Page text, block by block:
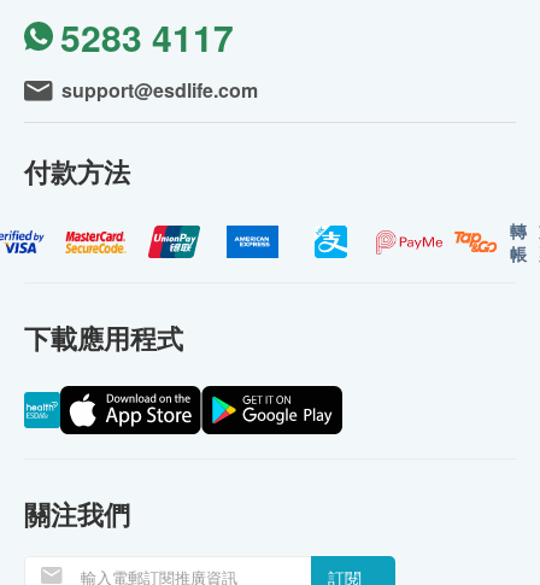
5283 4117
support@esdlife.com
付款方法
轉
帳
下載應用程式
關注我們
訂閱